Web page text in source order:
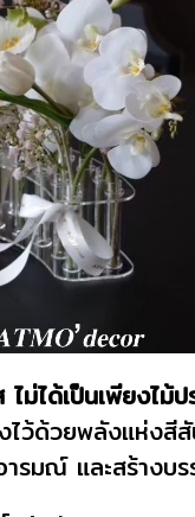
ม่ได้เป็นเพียงไม้
ไว้ด้วยพลังแห่งสี
รมณ์ และสร้างบ